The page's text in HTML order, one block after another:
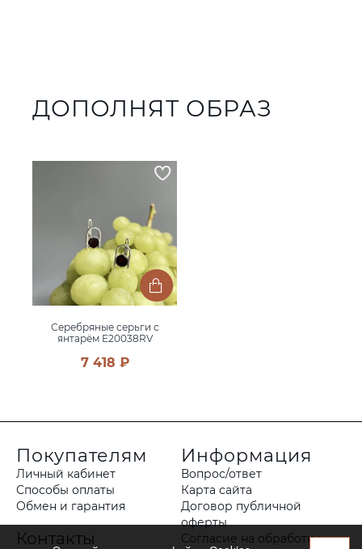
ДОПОЛНЯТ ОБРАЗ
Серебряные серьги с
янтарём E20038RV
7 418 ₽
Покупателям
Личный кабинет
Способы оплаты
Обмен и гарантия
Контакты
Информация
Вопрос/ответ
Карта сайта
Договор публичной
оферты
Согласие на обработку